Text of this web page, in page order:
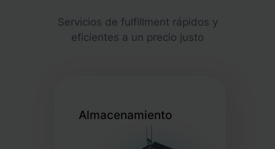
Servicios de fulfillment rápidos y
eficientes a un precio justo
Almacenamiento